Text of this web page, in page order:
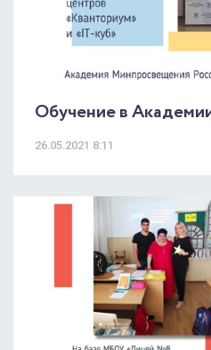
Обучение в
26.05.2021 8:11